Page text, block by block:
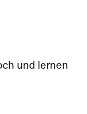
und lernen